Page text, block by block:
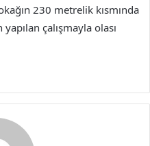
230 metrelik kısmında
çalışmayla olası